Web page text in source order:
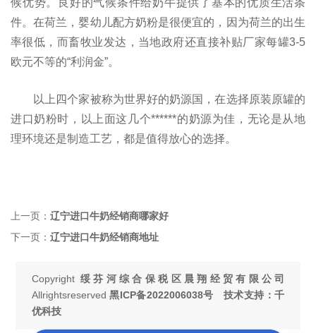
候优势。良好的气候条件给奶牛提供了基本的优质生活条
件。在荷兰，婴幼儿配方奶粉是很便宜的，因为荷兰的出生
率很低，而畜牧业发达，当地政府还直接补贴厂家每罐3-5
欧元不等的“利润金”。
以上四个家被称为世界好的奶源国，在选择原装原罐的
进口奶粉时，以上面这几个******的奶源为佳，无论是从地
理环境还是制造工艺，都是值得放心的选择。
上一页： 辽宁进口牛奶经销商哪家好
下一页： 辽宁进口牛奶经销商地址
Copyright绥芬河综合保税区晨翔经贸有限公司
Allrightsreserved黑ICP备2022006038号
技术支持：千
优科技